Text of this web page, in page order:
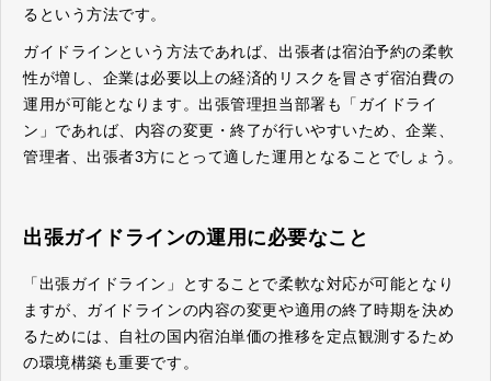
るという方法です。
ガイドラインという方法であれば、出張者は宿泊予約の柔軟
性が増し、企業は必要以上の経済的リスクを冒さず宿泊費の
運用が可能となります。出張管理担当部署も「ガイドライ
ン」であれば、内容の変更・終了が行いやすいため、企業、
管理者、出張者3方にとって適した運用となることでしょう。
出張ガイドラインの運用に必要なこと
「出張ガイドライン」とすることで柔軟な対応が可能となり
ますが、ガイドラインの内容の変更や適用の終了時期を決め
るためには、自社の国内宿泊単価の推移を定点観測するため
の環境構築も重要です。